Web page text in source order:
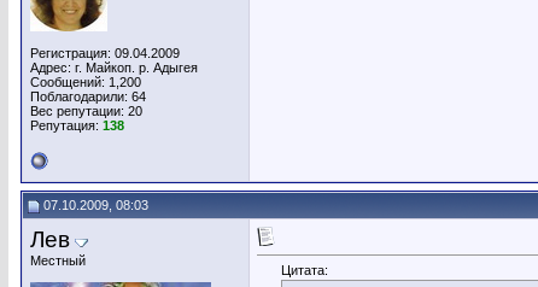
Регистрация: 09.04.2009
Адрес: г. Майкоп. р. Адыгея
Сообщений: 1,200
Поблагодарили: 64
Вес репутации: 20
Репутация: 138
07.10.2009, 08:03
Лев
Местный
Цитата: